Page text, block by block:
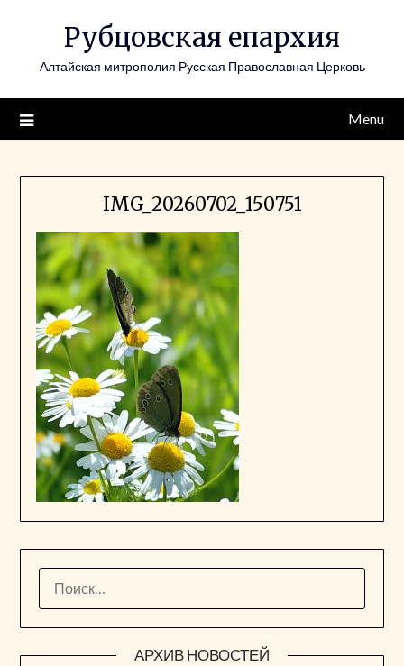
Рубцовская епархия
Алтайская митрополия Русская Православная Церковь
Menu
IMG_20260702_150751
АРХИВ НОВОСТЕЙ